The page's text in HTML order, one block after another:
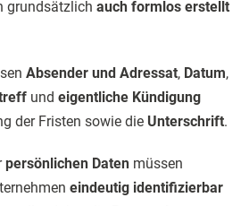
grundsätzlich auch formlos erstellt
Absender und Adressat, Datum,
und eigentliche Kündigung
der Fristen sowie die Unterschrift.
persönlichen Daten müssen
eindeutig identifizierbar